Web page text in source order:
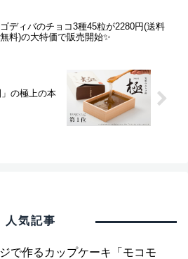
ゴディバのチョコ3種45粒が2280円(送料
無料)の大特価で販売開始✨
の極上の本
人気記事
で作るカップケーキ「モコモ